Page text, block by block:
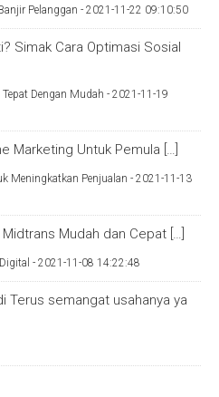
Pelanggan - 2021-11-22 09:10:50
Simak Cara Optimasi Sosial
Dengan Mudah - 2021-11-19
Marketing Untuk Pemula […]
Meningkatkan Penjualan - 2021-11-13
Mudah dan Cepat […]
- 2021-11-08 14:22:48
Terus semangat usahanya ya